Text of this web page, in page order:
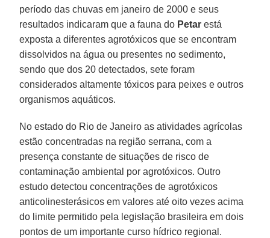
período das chuvas em janeiro de 2000 e seus
resultados indicaram que a fauna do Petar está
exposta a diferentes agrotóxicos que se encontram
dissolvidos na água ou presentes no sedimento,
sendo que dos 20 detectados, sete foram
considerados altamente tóxicos para peixes e outros
organismos aquáticos.
No estado do Rio de Janeiro as atividades agrícolas
estão concentradas na região serrana, com a
presença constante de situações de risco de
contaminação ambiental por agrotóxicos. Outro
estudo detectou concentrações de agrotóxicos
anticolinesterásicos em valores até oito vezes acima
do limite permitido pela legislação brasileira em dois
pontos de um importante curso hídrico regional.